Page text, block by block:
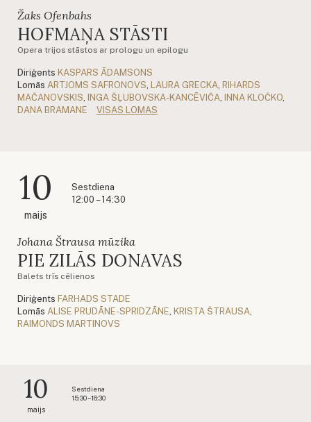
Žaks Ofenbahs
HOFMAŅA STĀSTI
Opera trijos stāstos ar prologu un epilogu
Diriģents KASPARS ĀDAMSONS
Lomās ARTJOMS SAFRONOVS LAURA GRECKA RIHARDS
MAČANOVSKIS INGA ŠĻUBOVSKA-KANCĒVIČA INNA KLOČKO
DANA BRAMANE
VISAS LOMAS
10
maijs
Sestdiena
12:00 – 14:30
Johana Štrausa mūzika
PIE ZILĀS DONAVAS
Balets trīs cēlienos
Diriģents FARHADS STADE
Lomās ALISE PRUDĀNE-SPRIDZĀNE KRISTA ŠTRAUSA
RAIMONDS MARTINOVS
10
maijs
Sestdiena
15:30 – 16:30